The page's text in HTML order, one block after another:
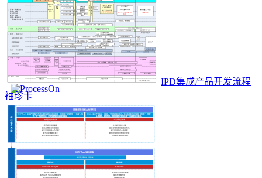
IPD集成产品开发流程
袖珍卡